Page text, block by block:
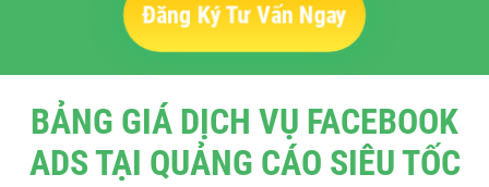
Đăng Ký Tư Vấn Ngay
BẢNG GIÁ DỊCH VỤ FACEBOOK
ADS TẠI QUẢNG CÁO SIÊU TỐC